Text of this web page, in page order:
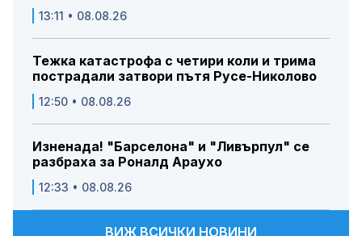
13:11 • 08.08.26
Тежка катастрофа с четири коли и трима
пострадали затвори пътя Русе-Николово
12:50 • 08.08.26
Изненада! "Барселона" и "Ливърпул" се
разбраха за Роналд Араухо
12:33 • 08.08.26
ВИЖ ВСИЧКИ НОВИНИ